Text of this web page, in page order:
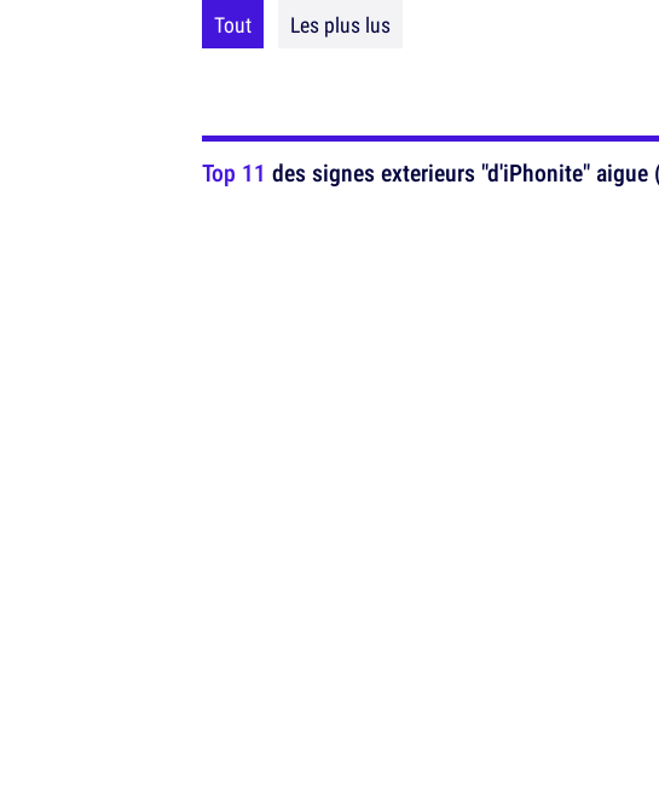
Tout Les plus lus
Top 11 des signes exterieurs "d'iPhonite" aigue